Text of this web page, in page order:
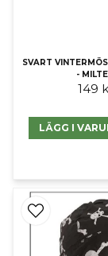
SVART
-
149
LÄGG I